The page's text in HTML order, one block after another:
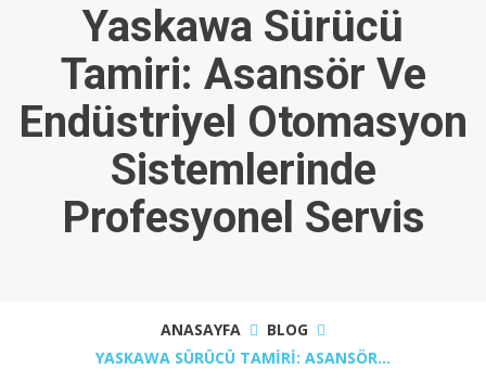
Yaskawa Sürücü
Tamiri: Asansör Ve
Endüstriyel Otomasyon
Sistemlerinde
Profesyonel Servis
ANASAYFA
BLOG
YASKAWA SÜRÜCÜ TAMIRI: ASANSÖR...